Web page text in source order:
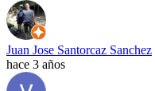
Juan Jose Santorcaz Sanchez
hace 3 años